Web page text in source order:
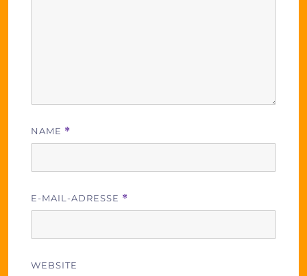
NAME *
E-MAIL-ADRESSE *
WEBSITE